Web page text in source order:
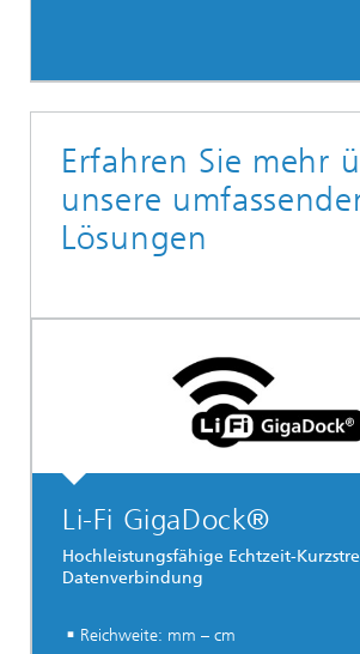
Erfahren Sie mehr
unsere
Lösungen
Li-Fi GigaDock®
Hochleistungsfähige Echtzeit-
Datenverbindung
Reichweite: mm – cm